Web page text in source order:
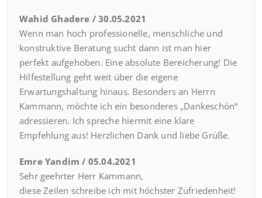
Wahid Ghadere / 30.05.2021
Wenn man hoch professionelle, menschliche und
konstruktive Beratung sucht dann ist man hier
perfekt aufgehoben. Eine absolute Bereicherung! Die
Hilfestellung geht weit über die eigene
Erwartungshaltung hinaus. Besonders an Herrn
Kammann, möchte ich ein besonderes „Dankeschön“
adressieren. Ich spreche hiermit eine klare
Empfehlung aus! Herzlichen Dank und liebe Grüße.
Emre Yandim / 05.04.2021
Sehr geehrter Herr Kammann,
diese Zeilen schreibe ich mit höchster Zufriedenheit!